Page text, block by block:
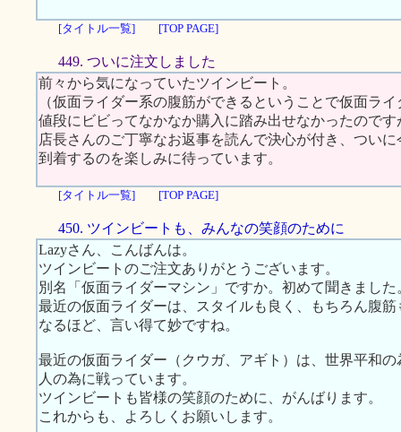
[タイトル一覧] [TOP PAGE]
449. ついに注文しました
前々から気になっていたツインビート。
（仮面ライダー系の腹筋ができるということで仮面ラ
値段にビビってなかなか購入に踏み出せなかったので
店長さんのご丁寧なお返事を読んで決心が付き、つい
到着するのを楽しみに待っています。
[タイトル一覧] [TOP PAGE]
450. ツインビートも、みんなの笑顔のために
Lazyさん、こんばんは。
ツインビートのご注文ありがとうございます。
別名「仮面ライダーマシン」ですか。初めて聞きました
最近の仮面ライダーは、スタイルも良く、もちろん腹筋
なるほど、言い得て妙ですね。
最近の仮面ライダー（クウガ、アギト）は、世界平和
人の為に戦っています。
ツインビートも皆様の笑顔のために、がんばります。
これからも、よろしくお願いします。